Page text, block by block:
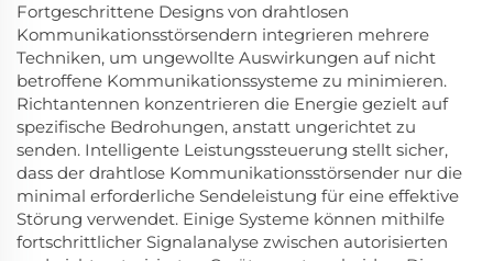
Fortgeschrittene Designs von drahtlosen
Kommunikationsstörsendern integrieren mehrere
Techniken, um ungewollte Auswirkungen auf nicht
betroffene Kommunikationssysteme zu minimieren.
Richtantennen konzentrieren die Energie gezielt auf
spezifische Bedrohungen, anstatt ungerichtet zu
senden. Intelligente Leistungssteuerung stellt sicher,
dass der drahtlose Kommunikationsstörsender nur die
minimal erforderliche Sendeleistung für eine effektive
Störung verwendet. Einige Systeme können mithilfe
fortschrittlicher Signalanalyse zwischen autorisierten